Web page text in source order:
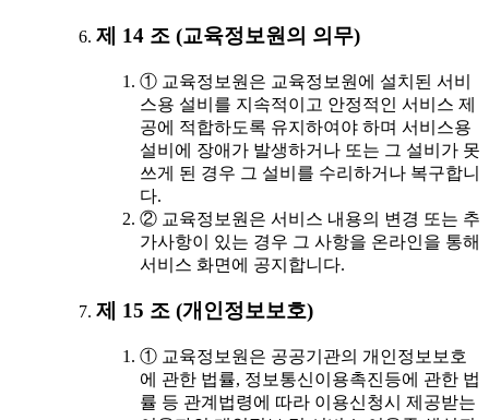
제 14 조 (교육정보원의 의무)
① 교육정보원은 교육정보원에 설치된 서비
스용 설비를 지속적이고 안정적인 서비스 제
공에 적합하도록 유지하여야 하며 서비스용
설비에 장애가 발생하거나 또는 그 설비가 못
쓰게 된 경우 그 설비를 수리하거나 복구합니
다.
② 교육정보원은 서비스 내용의 변경 또는 추
가사항이 있는 경우 그 사항을 온라인을 통해
서비스 화면에 공지합니다.
제 15 조 (개인정보보호)
① 교육정보원은 공공기관의 개인정보보호
에 관한 법률, 정보통신이용촉진등에 관한 법
률 등 관계법령에 따라 이용신청시 제공받는